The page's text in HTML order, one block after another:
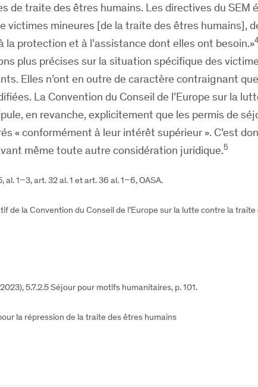
de traite des êtres humains. Les directives du SEM
victimes mineures [de la traite des êtres humains],
protection et à l’assistance dont elles ont besoin.»
plus précises sur la situation spécifique des
Elles n’ont en outre de caractère contraignant
La Convention du Conseil de l’Europe sur la
en revanche, explicitement que les permis de
« conformément à leur intérêt supérieur ». C’est
même toute autre considération juridique.5
al. 1–3, art. 32 al. 1 et art. 36 al. 1–6, OASA.
de la Convention du Conseil de l’Europe sur la lutte contre la
5.7.2.5 Séjour pour motifs humanitaires, p. 101.
la répression de la traite des êtres humains